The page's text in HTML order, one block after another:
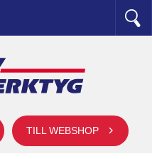
TILL WEBSHOP